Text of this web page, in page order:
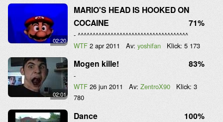
02:20
MARIO'S HEAD IS HOOKED ON
COCAINE
71%
- ^^^^^^^^^^^^^^^^^^^^^^^^^^^^^^^^^^^^^
WTF 2 apr 2011 Av: yoshifan Klick: 5 173
02:01
Mogen kille! 83%
-
WTF 26 jun 2011 Av: ZentroX90 Klick: 3
780
Dance 100%